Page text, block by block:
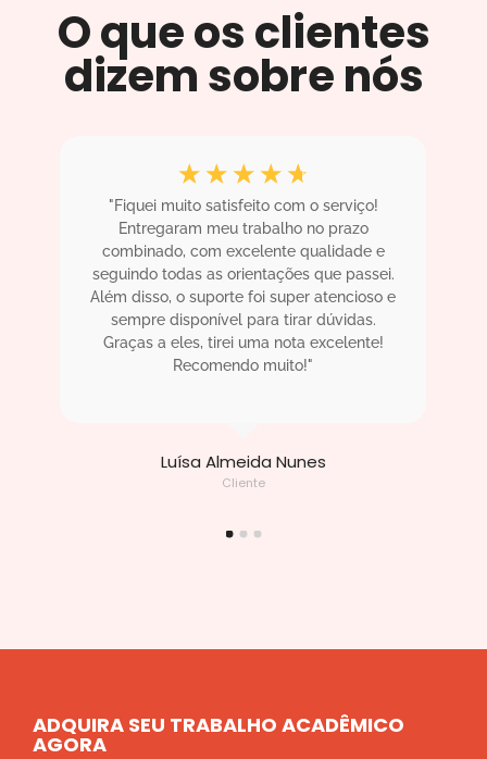
O que os clientes
dizem sobre nós
Luísa Almeida Nunes
Cliente
☆ ☆ ☆ ☆ ☆
"Fiquei muito satisfeito com o serviço!
Entregaram meu trabalho no prazo
combinado, com excelente qualidade e
seguindo todas as orientações que passei.
Além disso, o suporte foi super atencioso e
sempre disponível para tirar dúvidas.
Graças a eles, tirei uma nota excelente!
Recomendo muito!"
ADQUIRA SEU TRABALHO ACADÊMICO
AGORA